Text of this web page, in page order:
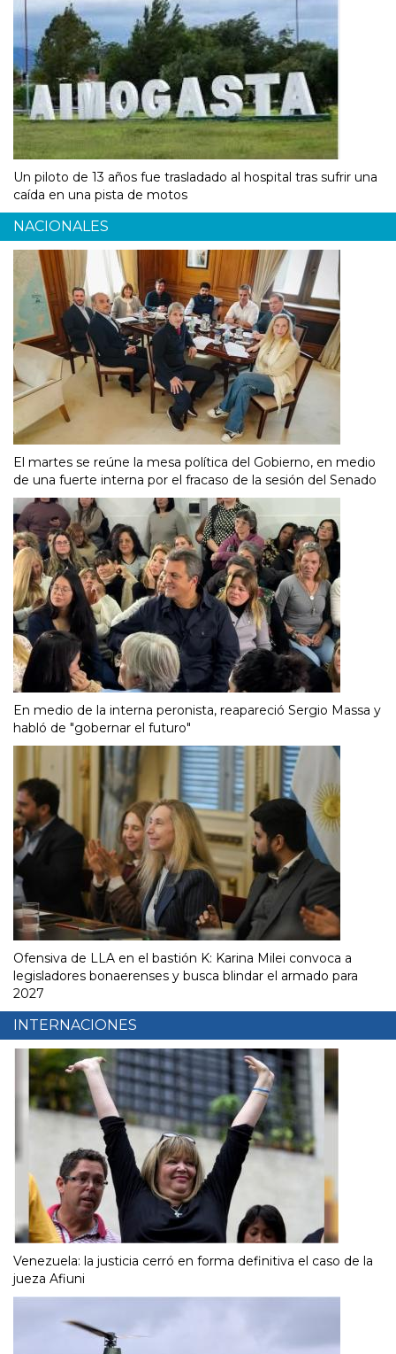
Un piloto de 13 años fue trasladado al hospital tras sufrir una
caída en una pista de motos
NACIONALES
El martes se reúne la mesa política del Gobierno, en medio
de una fuerte interna por el fracaso de la sesión del Senado
En medio de la interna peronista, reapareció Sergio Massa y
habló de "gobernar el futuro"
Ofensiva de LLA en el bastión K: Karina Milei convoca a
legisladores bonaerenses y busca blindar el armado para
2027
INTERNACIONES
Venezuela: la justicia cerró en forma definitiva el caso de la
jueza Afiuni